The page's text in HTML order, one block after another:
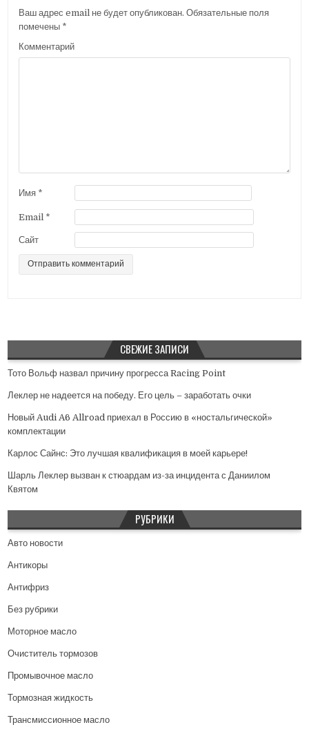
ц
и
я
и
я
м
Ваш адрес email не будет опубликован. Обязательные поля
помечены *
Комментарий
Имя *
Email *
Сайт
СВЕЖИЕ ЗАПИСИ
Тото Вольф назвал причину прогресса Racing Point
Леклер не надеется на победу. Его цель – заработать очки
Новый Audi A6 Allroad приехал в Россию в «ностальгической»
комплектации
Карлос Сайнс: Это лучшая квалификация в моей карьере!
Шарль Леклер вызван к стюардам из-за инцидента с Даниилом
Квятом
РУБРИКИ
Авто новости
Антикоры
Антифриз
Без рубрики
Моторное масло
Очиститель тормозов
Промывочное масло
Тормозная жидкость
Трансмиссионное масло